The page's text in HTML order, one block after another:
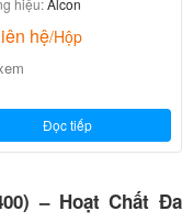
hiệu:Alcon
hệ/Hộp
Đọc tiếp
– Hoạt Chất Đa